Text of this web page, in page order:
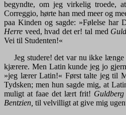
begyndte, om jeg virkelig troede,
Correggio, hørte han med meer og
paa Kinden og sagde: »Følelse
Herre veed, hvad det er! tal med
Vei til Studenten!«
Jeg studere! det var nu ikke
kjærere. Men Latin kunde jeg jo
»jeg lærer Latin!« Først talte jeg til
Tydsken; men hun sagde mig, at
muligt at faae det lært frit!
Bentzien, til velvilligt at give mig